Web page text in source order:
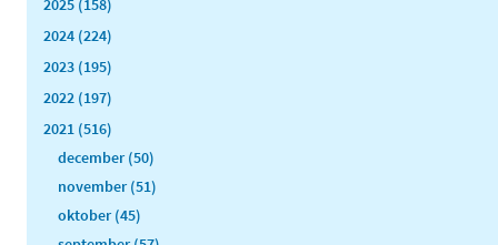
2025 (158)
2024 (224)
2023 (195)
2022 (197)
2021 (516)
december (50)
november (51)
oktober (45)